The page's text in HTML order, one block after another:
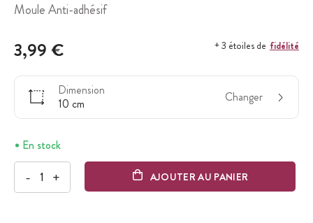
Moule Anti-adhésif
3,99 € + 3 étoiles de fidélité
Dimension
10 cm
Changer
En stock
- + AJOUTER AU PANIER